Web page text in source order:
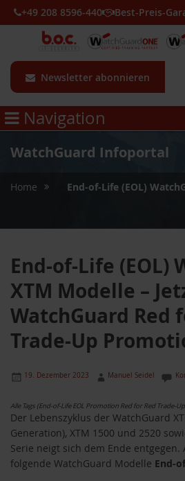
Newsletter abonnieren
+49 208 8596-440 Best-Preis-
Navigation
WatchGuard Infoportal
Home End-of-Life (EOL)
End-of-Life (EOL)
XTM Modelle –
WatchGuard Red
Trade-Up
19. Dezember 2023 Manuel Seidel
Alle Tags (End-of-Life EOL Promotion Red for Red Trade-
Der Lebenszyklus der WatchGuard
Generation), XTM 1500 und 2520
Serie neigt sich dem Ende entgegen.
folgende WatchGuard Modelle End-